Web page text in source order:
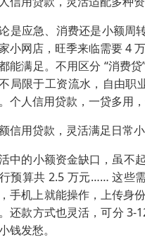
是应急、消费还是小额周
小网店，旺季来临需要 4
能满足。不用区分 “消费
局限于工资流水，自由职
个人信用贷款，一贷多用
信用贷款，灵活满足日常
中的小额资金缺口，虽不
预算共 2.5 万元…… 这些
手机上就能操作，上传身
还款方式也灵活，可分 3-
钱发愁。